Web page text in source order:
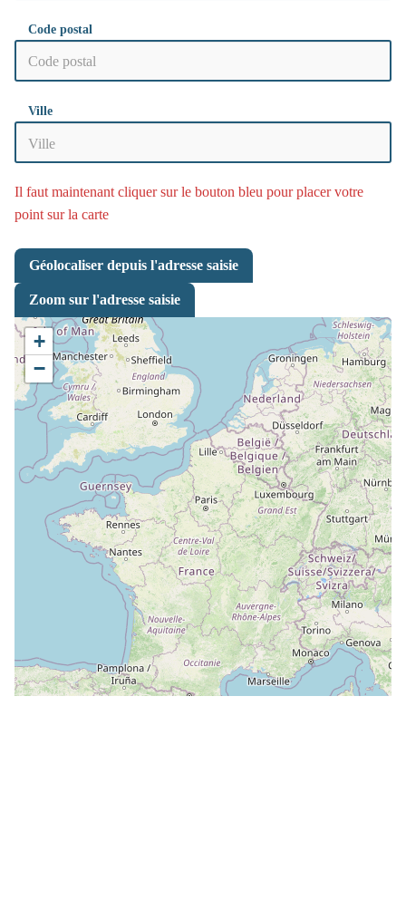
Code postal
Ville
Il faut maintenant cliquer sur le bouton bleu pour placer votre
point sur la carte
Géolocaliser depuis l'adresse saisie
Zoom sur l'adresse saisie
+
−